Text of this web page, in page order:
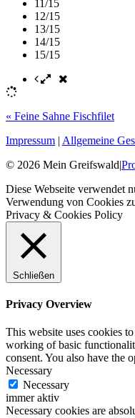
11/15
12/15
13/15
14/15
15/15
« Feine Sahne Fischfilet
Impressum | Allgemeine
© 2026 Mein Greifswald|
Diese Webseite verwendet
Verwendung von Cookies
Privacy & Cookies Policy
Schließen
Privacy Overview
This website uses cookies
working of basic
consent. You also have the
Necessary
Necessary
immer aktiv
Necessary cookies are